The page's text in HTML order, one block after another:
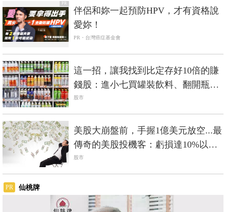
PR
伴侶和妳一起預防HPV，才有資格說
愛妳！
PR・台灣癌症基金會
這一招，讓我找到比定存好10倍的賺
錢股：進小七買罐裝飲料、翻開瓶身
背面看標示
股市
美股大崩盤前，手握1億美元放空...最
傳奇的美股投機客：虧損達10%以
上，絕不要再忍受
股市
PR 仙桃牌